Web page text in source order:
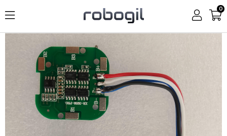
0